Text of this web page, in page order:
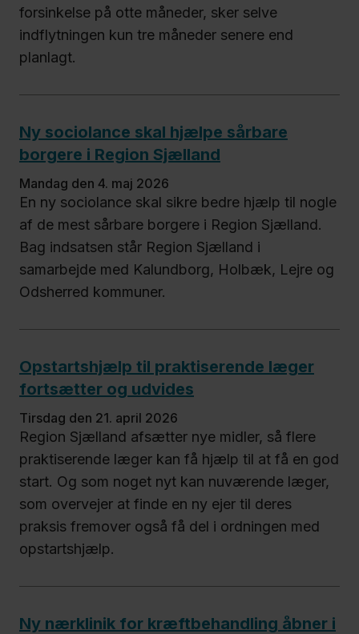
forsinkelse på otte måneder, sker selve
indflytningen kun tre måneder senere end
planlagt.
Ny sociolance skal hjælpe sårbare
borgere i Region Sjælland
mandag den 4. maj 2026
En ny sociolance skal sikre bedre hjælp til nogle
af de mest sårbare borgere i Region Sjælland.
Bag indsatsen står Region Sjælland i
samarbejde med Kalundborg, Holbæk, Lejre og
Odsherred kommuner.
Opstartshjælp til praktiserende læger
fortsætter og udvides
tirsdag den 21. april 2026
Region Sjælland afsætter nye midler, så flere
praktiserende læger kan få hjælp til at få en god
start. Og som noget nyt kan nuværende læger,
som overvejer at finde en ny ejer til deres
praksis fremover også få del i ordningen med
opstartshjælp.
Ny nærklinik for kræftbehandling åbner i